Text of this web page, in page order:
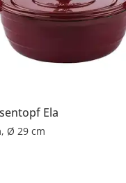
Ela
Ø 29 cm